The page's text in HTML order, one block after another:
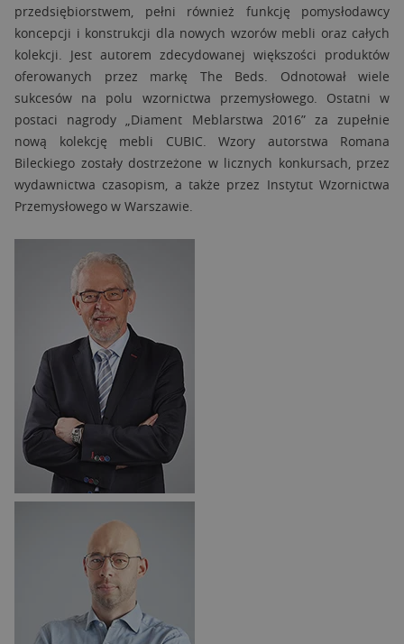
przedsiębiorstwem, pełni również funkcję pomysłodawcy
koncepcji i konstrukcji dla nowych wzorów mebli oraz całych
kolekcji. Jest autorem zdecydowanej większości produktów
oferowanych przez markę The Beds. Odnotował wiele
sukcesów na polu wzornictwa przemysłowego. Ostatni w
postaci nagrody „Diament Meblarstwa 2016” za zupełnie
nową kolekcję mebli CUBIC. Wzory autorstwa Romana
Bileckiego zostały dostrzeżone w licznych konkursach, przez
wydawnictwa czasopism, a także przez Instytut Wzornictwa
Przemysłowego w Warszawie.